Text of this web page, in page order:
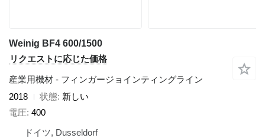
Weinig BF4 600/1500
リクエストに応じた価格
産業用機材 - フィンガージョインティングライン
2018
状態 新しい
電圧 400
ドイツ, Dusseldorf